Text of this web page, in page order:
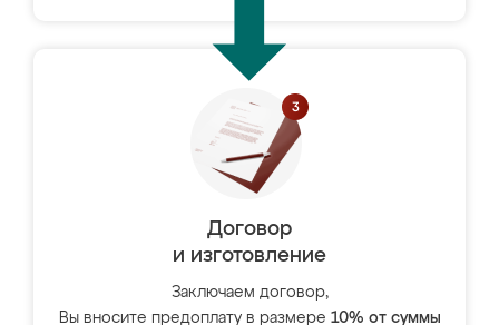
Договор
и изготовление
Заключаем договор,
Вы вносите предоплату в размере 10% от суммы